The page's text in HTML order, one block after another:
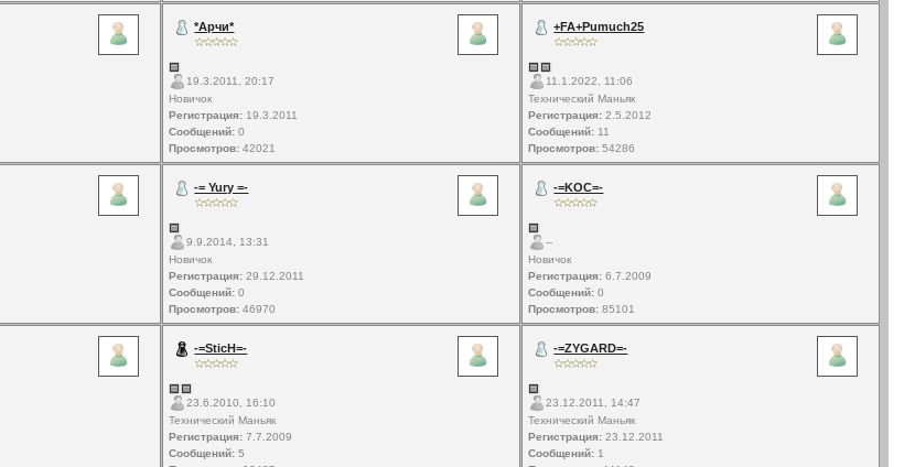
*Арчи*
19.3.2011, 20:17
Новичок
Регистрация: 19.3.2011
Сообщений: 0
Просмотров: 42021
+FA+Pumuch25
11.1.2022, 11:06
Технический Маньяк
Регистрация: 2.5.2012
Сообщений: 11
Просмотров: 54286
-= Yury =-
9.9.2014, 13:31
Новичок
Регистрация: 29.12.2011
Сообщений: 0
Просмотров: 46970
-=KOC=-
--
Новичок
Регистрация: 6.7.2009
Сообщений: 0
Просмотров: 85101
-=SticH=-
23.6.2010, 16:10
Технический Маньяк
Регистрация: 7.7.2009
Сообщений: 5
-=ZYGARD=-
23.12.2011, 14:47
Технический Маньяк
Регистрация: 23.12.2011
Сообщений: 1